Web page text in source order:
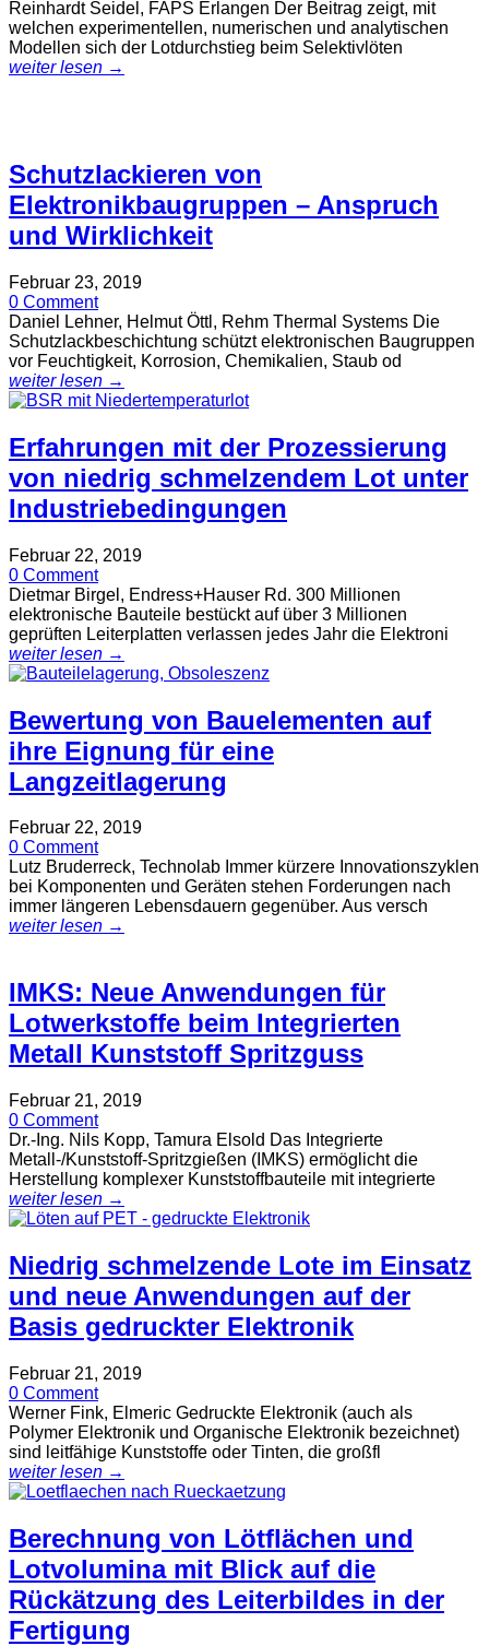
Reinhardt Seidel, FAPS Erlangen Der Beitrag zeigt, mit
welchen experimentellen, numerischen und analytischen
Modellen sich der Lotdurchstieg beim Selektivlöten
weiter lesen →
Schutzlackieren von
Elektronikbaugruppen – Anspruch
und Wirklichkeit
Februar 23, 2019
0 Comment
Daniel Lehner, Helmut Öttl, Rehm Thermal Systems Die
Schutzlackbeschichtung schützt elektronischen Baugruppen
vor Feuchtigkeit, Korrosion, Chemikalien, Staub od
weiter lesen →
Erfahrungen mit der Prozessierung
von niedrig schmelzendem Lot unter
Industriebedingungen
Februar 22, 2019
0 Comment
Dietmar Birgel, Endress+Hauser Rd. 300 Millionen
elektronische Bauteile bestückt auf über 3 Millionen
geprüften Leiterplatten verlassen jedes Jahr die Elektroni
weiter lesen →
Bewertung von Bauelementen auf
ihre Eignung für eine
Langzeitlagerung
Februar 22, 2019
0 Comment
Lutz Bruderreck, Technolab Immer kürzere Innovationszyklen
bei Komponenten und Geräten stehen Forderungen nach
immer längeren Lebensdauern gegenüber. Aus versch
weiter lesen →
IMKS: Neue Anwendungen für
Lotwerkstoffe beim Integrierten
Metall Kunststoff Spritzguss
Februar 21, 2019
0 Comment
Dr.-Ing. Nils Kopp, Tamura Elsold Das Integrierte
Metall-/Kunststoff-Spritzgießen (IMKS) ermöglicht die
Herstellung komplexer Kunststoffbauteile mit integrierte
weiter lesen →
Niedrig schmelzende Lote im Einsatz
und neue Anwendungen auf der
Basis gedruckter Elektronik
Februar 21, 2019
0 Comment
Werner Fink, Elmeric Gedruckte Elektronik (auch als
Polymer Elektronik und Organische Elektronik bezeichnet)
sind leitfähige Kunststoffe oder Tinten, die großfl
weiter lesen →
Berechnung von Lötflächen und
Lotvolumina mit Blick auf die
Rückätzung des Leiterbildes in der
Fertigung